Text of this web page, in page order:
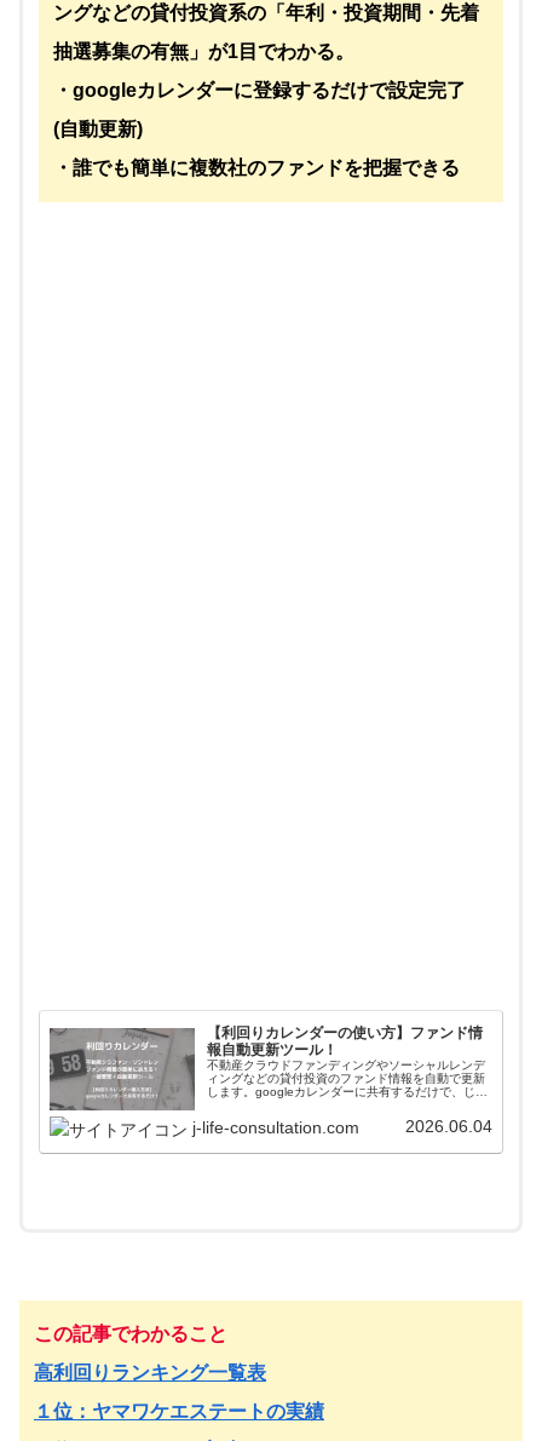
ングなどの貸付投資系の「年利・投資期間・先着
抽選募集の有無」が1目でわかる。
・googleカレンダーに登録するだけで設定完了
(自動更新)
・誰でも簡単に複数社のファンドを把握できる
【利回りカレンダーの使い方】ファンド情
報自動更新ツール！
不動産クラウドファンディングやソーシャルレンデ
ィングなどの貸付投資のファンド情報を自動で更新
します。googleカレンダーに共有するだけで、じぇ
自動更新されます。使い方や導入方法を解説してい
ます。
j-life-consultation.com 2026.06.04
この記事でわかること
高利回りランキング一覧表
１位：ヤマワケエステートの実績